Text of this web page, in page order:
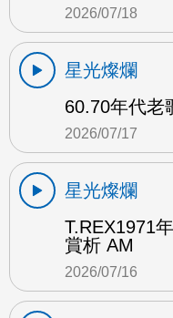
2026/07/18
星光燦爛
60.70年代老
2026/07/17
星光燦爛
T.REX1971
賞析 AM
2026/07/16